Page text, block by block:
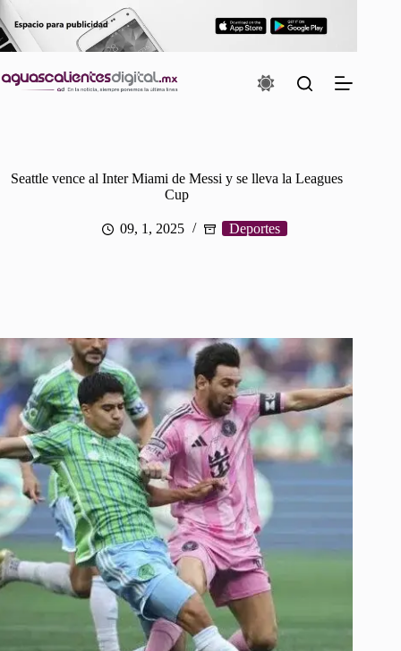
al
contenido
Seattle vence al Inter Miami de Messi y se lleva la Leagues
Cup
09, 1, 2025 Deportes